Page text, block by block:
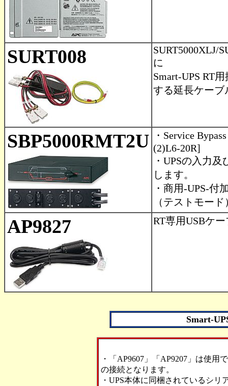
SURT008
SURT5000XLJ/
に
Smart-UPS RT
する延長ケーブ
SBP5000RMT2U
・Service
(2)L6-20R]
・UPSの入力
します。
・商用-UPS-付
（テストモード
AP9827 RT専用USBケ
Smart-
・「AP9607」「AP9207」は使用
の接続となります。
・UPS本体に同梱されているシ